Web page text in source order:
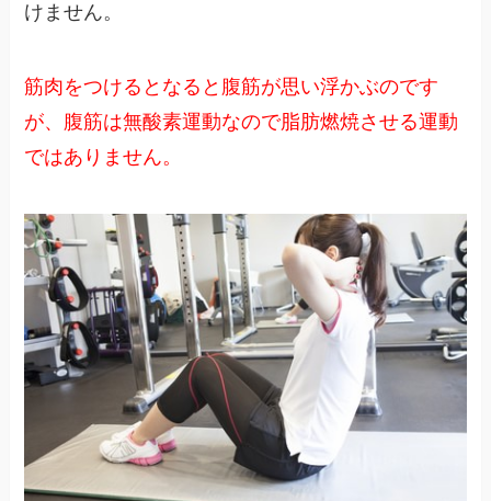
けません。
筋肉をつけるとなると腹筋が思い浮かぶのです
が、腹筋は無酸素運動なので脂肪燃焼させる運動
ではありません。